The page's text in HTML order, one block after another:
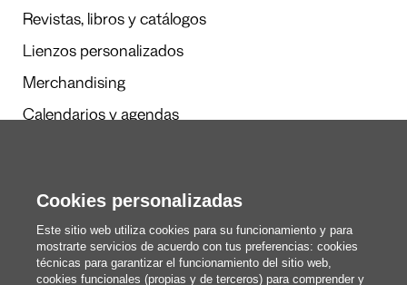
Revistas, libros y catálogos
Lienzos personalizados
Merchandising
Calendarios y agendas
Redacción
Estos somos nosotros
Cookies personalizadas
Este sitio web utiliza cookies para su funcionamiento y para
mostrarte servicios de acuerdo con tus preferencias: cookies
técnicas para garantizar el funcionamiento del sitio web,
cookies funcionales (propias y de terceros) para comprender y